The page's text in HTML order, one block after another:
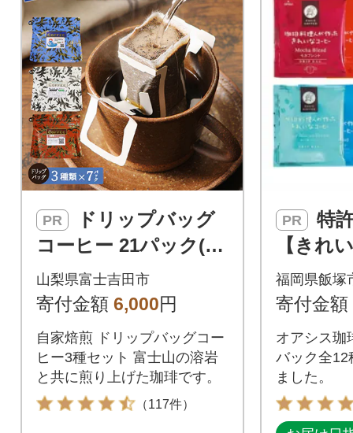
PR
コーヒー 21パック(各
7パック×3種) 飲み比
べ珈琲セット 富士山
山梨県富士吉田市
寄付金額 6,000円
自家焙煎 ドリップバッグコー
ヒー3種セット 富士山の溶岩
と共に煎り上げた珈琲です。
（117件）
PR
【きれ
ー】ド
2種セッ
福岡県飯塚
寄付金額
オアシス珈
バック全12
ました。